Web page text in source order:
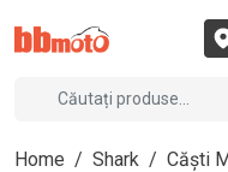
Home / Shark / Căști